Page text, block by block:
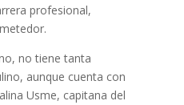
profesional,
no tiene tanta
aunque cuenta con
Usme, capitana del